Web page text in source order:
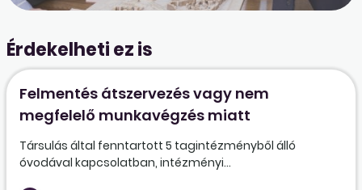
Érdekelheti ez is
Felmentés átszervezés vagy nem
megfelelő munkavégzés miatt
Társulás által fenntartott 5 tagintézményből álló
óvodával kapcsolatban, intézményi...